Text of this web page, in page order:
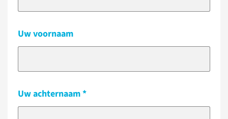
Uw voornaam
Uw achternaam